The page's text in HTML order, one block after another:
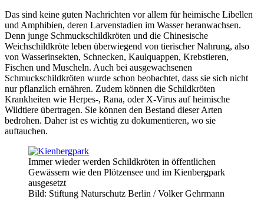
Das sind keine guten Nachrichten vor allem für heimische Libellen
und Amphibien, deren Larvenstadien im Wasser heranwachsen.
Denn junge Schmuckschildkröten und die Chinesische
Weichschildkröte leben überwiegend von tierischer Nahrung, also
von Wasserinsekten, Schnecken, Kaulquappen, Krebstieren,
Fischen und Muscheln. Auch bei ausgewachsenen
Schmuckschildkröten wurde schon beobachtet, dass sie sich nicht
nur pflanzlich ernähren. Zudem können die Schildkröten
Krankheiten wie Herpes-, Rana, oder X-Virus auf heimische
Wildtiere übertragen. Sie können den Bestand dieser Arten
bedrohen. Daher ist es wichtig zu dokumentieren, wo sie
auftauchen.
Immer wieder werden Schildkröten in öffentlichen
Gewässern wie den Plötzensee und im Kienbergpark
ausgesetzt
Bild: Stiftung Naturschutz Berlin / Volker Gehrmann